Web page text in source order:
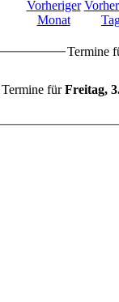
Termine
fürFreitag,